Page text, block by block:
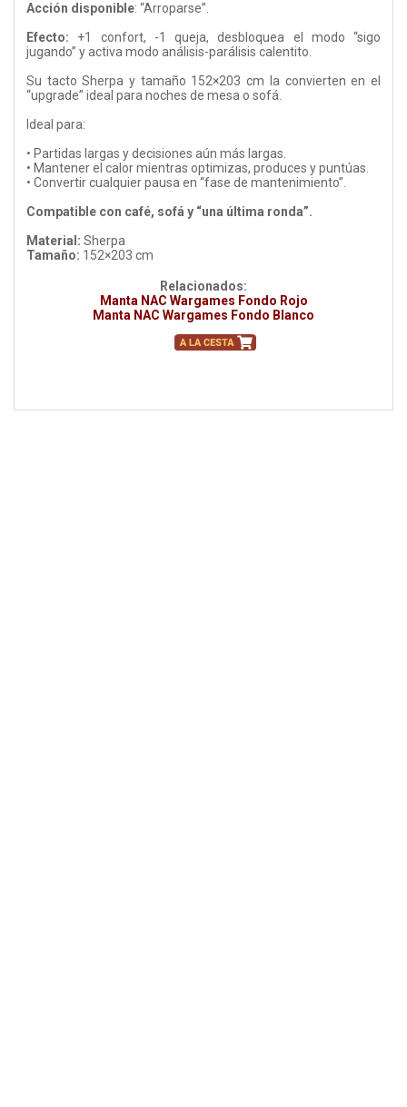
Acción disponible: “Arroparse”.
Efecto: +1 confort, -1 queja, desbloquea el modo “sigo
jugando” y activa modo análisis-parálisis calentito.
Su tacto Sherpa y tamaño 152×203 cm la convierten en el
“upgrade” ideal para noches de mesa o sofá.
Ideal para:
• Partidas largas y decisiones aún más largas.
• Mantener el calor mientras optimizas, produces y puntúas.
• Convertir cualquier pausa en “fase de mantenimiento”.
Compatible con café, sofá y “una última ronda”.
Material: Sherpa
Tamaño: 152×203 cm
Relacionados:
Manta NAC Wargames Fondo Rojo
Manta NAC Wargames Fondo Blanco